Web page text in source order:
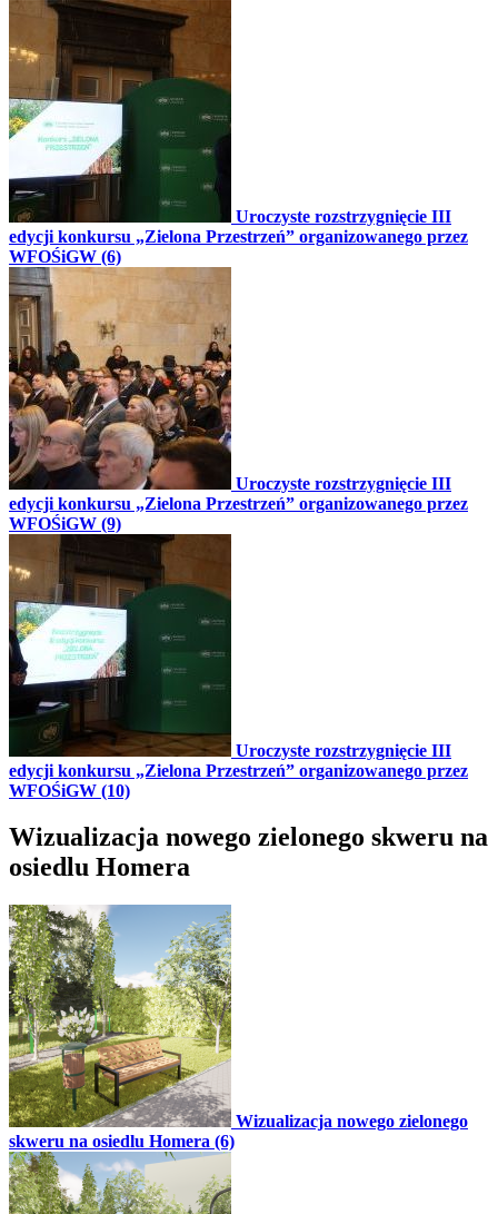
Uroczyste rozstrzygnięcie III
edycji konkursu „Zielona Przestrzeń” organizowanego przez
WFOŚiGW (6)
Uroczyste rozstrzygnięcie III
edycji konkursu „Zielona Przestrzeń” organizowanego przez
WFOŚiGW (9)
Uroczyste rozstrzygnięcie III
edycji konkursu „Zielona Przestrzeń” organizowanego przez
WFOŚiGW (10)
Wizualizacja nowego zielonego skweru na
osiedlu Homera
Wizualizacja nowego zielonego
skweru na osiedlu Homera (6)